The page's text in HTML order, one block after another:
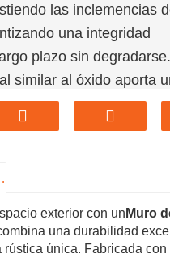
las inclemencias
una integridad
plazo sin
similar al óxido aporta
a los diseños de jardín,
la perfección con los
ecológico, ya que está
al final de su vida
Corten requiere un
exterior con un Muro
una durabilidad
rústica única. Fabricada con